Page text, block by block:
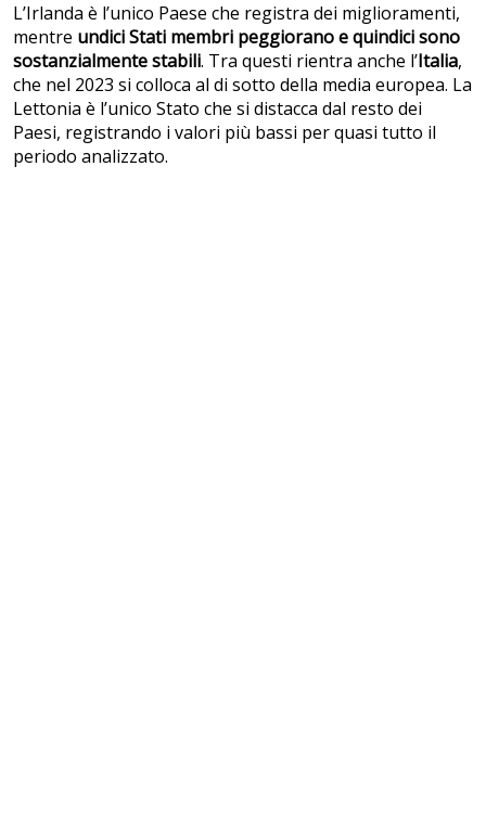
L’Irlanda è l’unico Paese che registra dei miglioramenti,
mentre undici Stati membri peggiorano e quindici sono
sostanzialmente stabili. Tra questi rientra anche l’Italia,
che nel 2023 si colloca al di sotto della media europea. La
Lettonia è l’unico Stato che si distacca dal resto dei
Paesi, registrando i valori più bassi per quasi tutto il
periodo analizzato.